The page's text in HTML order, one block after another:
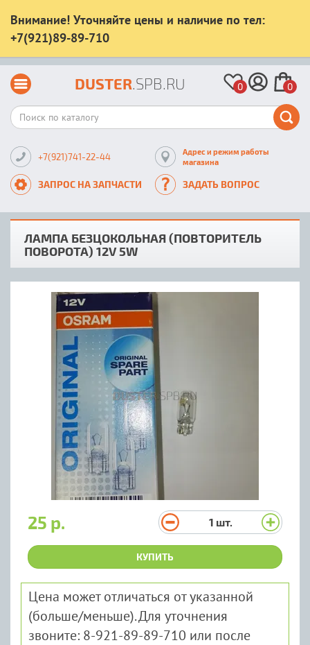
Внимание! Уточняйте цены и наличие по тел:
+7(921)89-89-710
DUSTER.SPB.RU 0 0
+7(921)741-22-44
Адрес и режим работы
магазина
ЗАПРОС НА ЗАПЧАСТИ ЗАДАТЬ ВОПРОС
ЛАМПА БЕЗЦОКОЛЬНАЯ (ПОВТОРИТЕЛЬ
ПОВОРОТА) 12V 5W
25 р. 1 шт.
КУПИТЬ
Цена может отличаться от указанной
(больше/меньше). Для уточнения
звоните: 8-921-89-89-710 или после